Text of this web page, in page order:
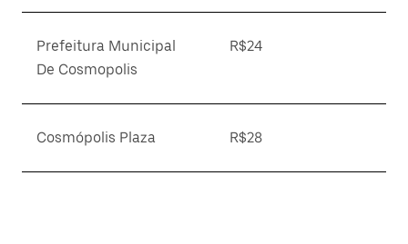
Prefeitura Municipal
De Cosmopolis
R$24
Cosmópolis Plaza R$28